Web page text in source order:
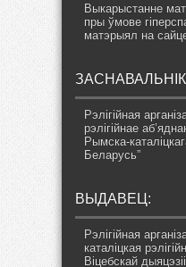
Выкарыстанне
пры ўмове
матэрыял на
Рэлігійная
рэлігійнае
Рымска-
Беларусь”
ВЫДАВЕЦ:
Рэлігійная
каталіцкая
Віцебскай